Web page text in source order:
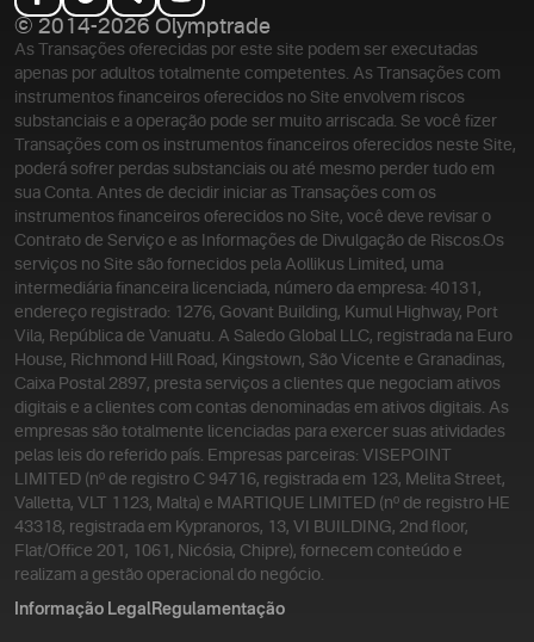
© 2014-2026 Olymptrade
As Transações oferecidas por este site podem ser executadas
apenas por adultos totalmente competentes. As Transações com
instrumentos financeiros oferecidos no Site envolvem riscos
substanciais e a operação pode ser muito arriscada. Se você fizer
Transações com os instrumentos financeiros oferecidos neste Site,
poderá sofrer perdas substanciais ou até mesmo perder tudo em
sua Conta. Antes de decidir iniciar as Transações com os
instrumentos financeiros oferecidos no Site, você deve revisar o
Contrato de Serviço e as Informações de Divulgação de Riscos.Os
serviços no Site são fornecidos pela Aollikus Limited, uma
intermediária financeira licenciada, número da empresa: 40131,
endereço registrado: 1276, Govant Building, Kumul Highway, Port
Vila, República de Vanuatu. A Saledo Global LLC, registrada na Euro
House, Richmond Hill Road, Kingstown, São Vicente e Granadinas,
Caixa Postal 2897, presta serviços a clientes que negociam ativos
digitais e a clientes com contas denominadas em ativos digitais. As
empresas são totalmente licenciadas para exercer suas atividades
pelas leis do referido país. Empresas parceiras: VISEPOINT
LIMITED (nº de registro C 94716, registrada em 123, Melita Street,
Valletta, VLT 1123, Malta) e MARTIQUE LIMITED (nº de registro HE
43318, registrada em Kypranoros, 13, VI BUILDING, 2nd floor,
Flat/Office 201, 1061, Nicósia, Chipre), fornecem conteúdo e
realizam a gestão operacional do negócio.
Informação LegalRegulamentação